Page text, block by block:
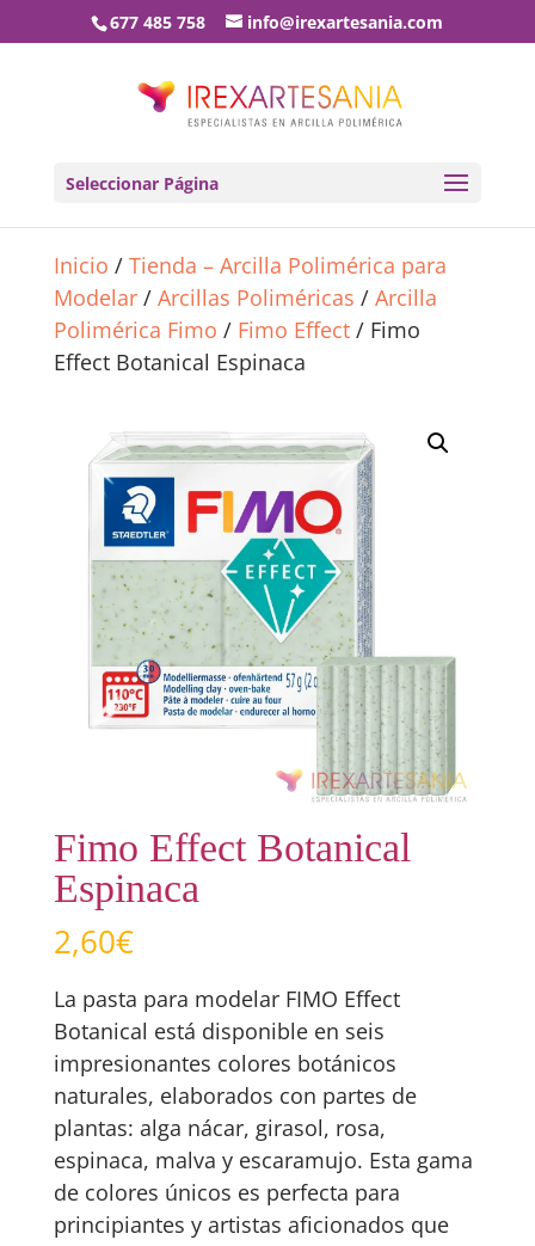
677 485 758 info@irexartesania.com
Seleccionar Página
Inicio / Tienda – Arcilla Polimérica para
Modelar/ Arcillas Poliméricas / Arcilla
Polimérica Fimo / Fimo Effect/ Fimo
Effect Botanical Espinaca
Fimo Effect Botanical
Espinaca
2,60€
La pasta para modelar FIMO Effect
Botanical está disponible en seis
impresionantes colores botánicos
naturales, elaborados con partes de
plantas: alga nácar, girasol, rosa,
espinaca, malva y escaramujo. Esta gama
de colores únicos es perfecta para
principiantes y artistas aficionados que